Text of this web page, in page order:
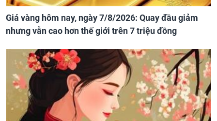
Giá vàng hôm nay, ngày 7/8/2026: Quay đầu giảm
nhưng vẫn cao hơn thế giới trên 7 triệu đồng